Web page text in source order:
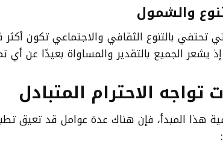
والشمول
تحتفي بالتنوع الثقافي والاجتماعي تكون أكثر
إذ يشعر الجميع بالتقدير والمساواة بعيدًا عن أي
تواجه الاحترام المتبادل
هذا المبدأ، فإن هناك عدة عوامل قد تعيق